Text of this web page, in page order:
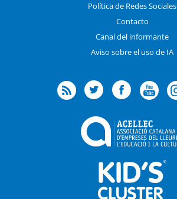
Política de Redes Sociales
Contacto
Canal del informante
Aviso sobre el uso de IA